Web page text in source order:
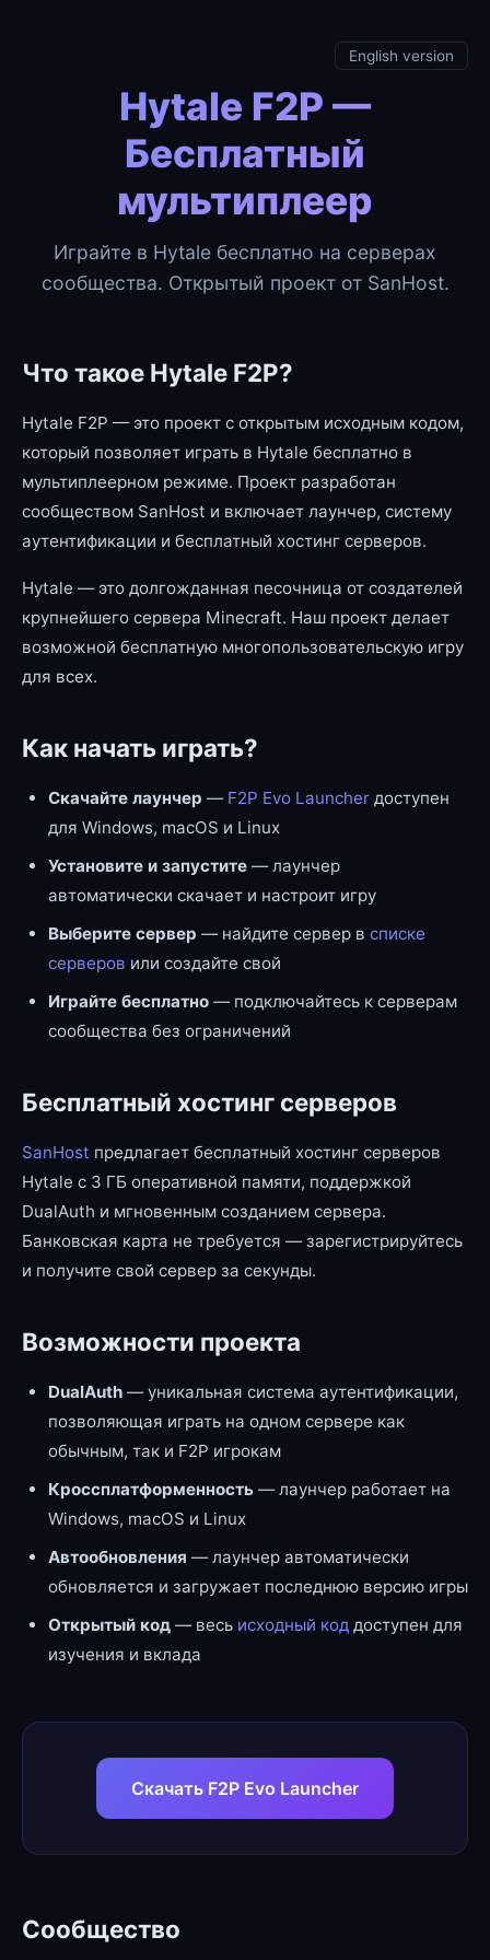
English version
Hytale F2P —
Бесплатный
мультиплеер
Играйте в Hytale бесплатно на серверах
сообщества. Открытый проект от SanHost.
Что такое Hytale F2P?
Hytale F2P — это проект с открытым исходным кодом,
который позволяет играть в Hytale бесплатно в
мультиплеерном режиме. Проект разработан
сообществом SanHost и включает лаунчер, систему
аутентификации и бесплатный хостинг серверов.
Hytale — это долгожданная песочница от создателей
крупнейшего сервера Minecraft. Наш проект делает
возможной бесплатную многопользовательскую игру
для всех.
Как начать играть?
Скачайте лаунчер — F2P Evo Launcher доступен
для Windows, macOS и Linux
Установите и запустите — лаунчер
автоматически скачает и настроит игру
Выберите сервер — найдите сервер в списке
серверов или создайте свой
Играйте бесплатно — подключайтесь к серверам
сообщества без ограничений
Бесплатный хостинг серверов
SanHost предлагает бесплатный хостинг серверов
Hytale с 3 ГБ оперативной памяти, поддержкой
DualAuth и мгновенным созданием сервера.
Банковская карта не требуется — зарегистрируйтесь
и получите свой сервер за секунды.
Возможности проекта
DualAuth — уникальная система аутентификации,
позволяющая играть на одном сервере как
обычным, так и F2P игрокам
Кроссплатформенность — лаунчер работает на
Windows, macOS и Linux
Автообновления — лаунчер автоматически
обновляется и загружает последнюю версию игры
Открытый код — весь исходный код доступен для
изучения и вклада
Скачать F2P Evo Launcher
Сообщество